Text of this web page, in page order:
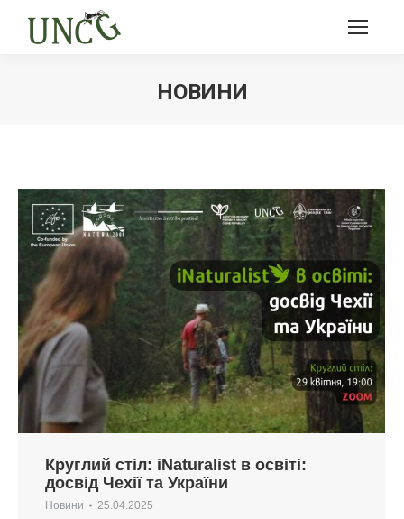
НОВИНИ
Круглий стіл: iNaturalist в освіті:
досвід Чехії та України
Новини 25.04.2025